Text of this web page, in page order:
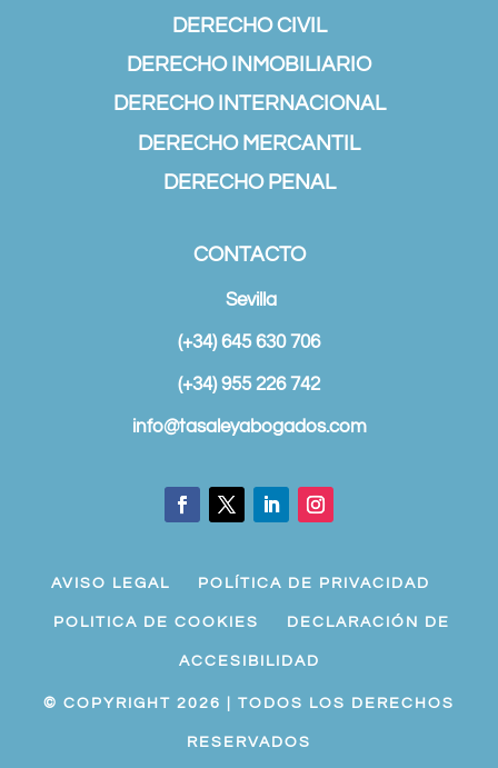
DERECHO CIVIL
DERECHO INMOBILIARIO
DERECHO INTERNACIONAL
DERECHO MERCANTIL
DERECHO PENAL
CONTACTO
Sevilla
(+34) 645 630 706
(+34) 955 226 742
info@tasaleyabogados.com
AVISO LEGAL POLÍTICA DE PRIVACIDAD
POLITICA DE COOKIES DECLARACIÓN DE
ACCESIBILIDAD
© COPYRIGHT 2026 | TODOS LOS DERECHOS
RESERVADOS